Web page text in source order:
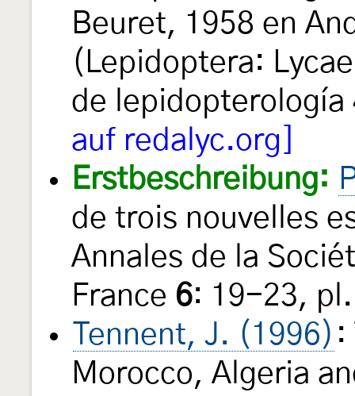
Beuret, 1958 en
(Lepidoptera:
de lepidopterología
auf redalyc.org]
Erstbeschreibung:
de trois nouvelles
Annales de la
France 6: 19-23,
Tennent, J. (1996) :
Morocco, Algeria